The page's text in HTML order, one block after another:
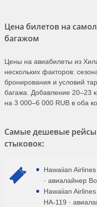
Цена билетов на
багажом
Цены на авиабилеты из
нескольких факторов:
бронирования и условий
багажа. Добавление 20–23
на 3 000–6 000 RUB в оба
Самые дешевые рейсы
стыковок:
Hawaiian
· авиалайнер
Hawaiian
HA-119 ·